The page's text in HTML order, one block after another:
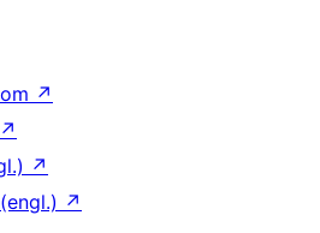
↗
↗
↗
↗